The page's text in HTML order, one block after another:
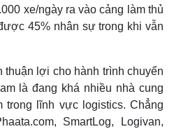
xe/ngày ra vào cảng làm thủ
45% nhân sự trong khi vẫn
thuận lợi cho hành trình chuyển
là đang khá nhiều nhà cung
trong lĩnh vực logistics. Chẳng
SmartLog, Logivan,